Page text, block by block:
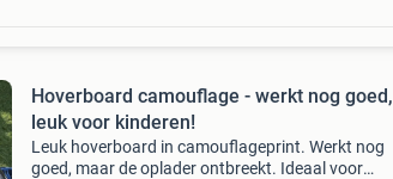
Hoverboard camouflage - werkt nog goed,
leuk voor kinderen!
Leuk hoverboard in camouflageprint. Werkt nog
goed, maar de oplader ontbreekt. Ideaal voor